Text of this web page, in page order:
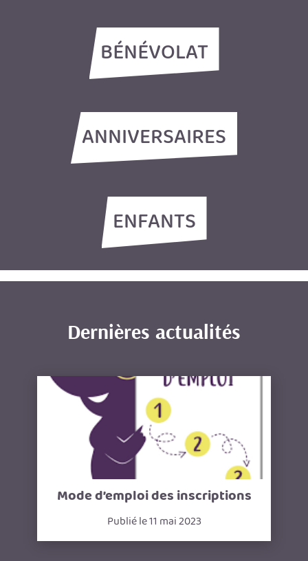
BÉNÉVOLAT
ANNIVERSAIRES
ENFANTS
Dernières actualités
Mode d’emploi des inscriptions
Publié le 11 mai 2023